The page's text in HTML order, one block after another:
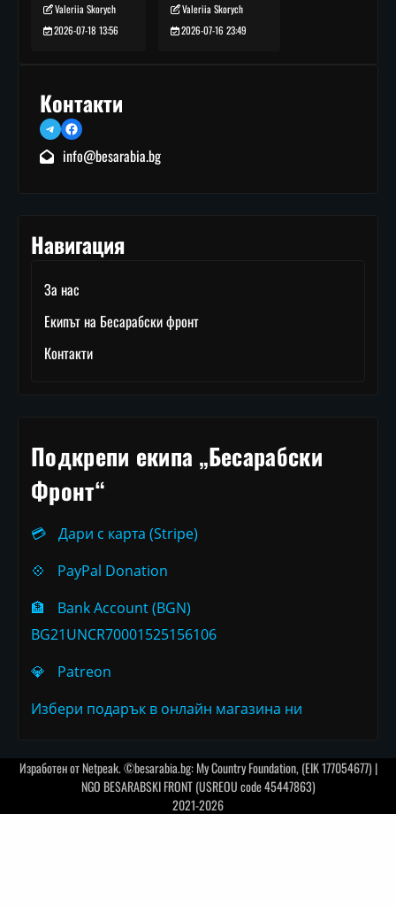
Valeriia Skorych
2026-07-18 13:56
Valeriia Skorych
2026-07-16 23:49
Контакти
TelegramFacebook
info@besarabia.bg
Навигация
За нас
Екипът на Бесарабски фронт
Контакти
Подкрепи екипа „Бесарабски
Фронт“
💳
Дари с карта (Stripe)
💠
PayPal Donation
🏦
Bank Account (BGN)
BG21UNCR70001525156106
💎
Patreon
Избери подарък в онлайн магазина ни
Изработен отNetpeak. ©besarabia.bg: My Country Foundation, (EIK 177054677) |
NGO BESARABSKI FRONT (USREOU code 45447863)
2021-2026